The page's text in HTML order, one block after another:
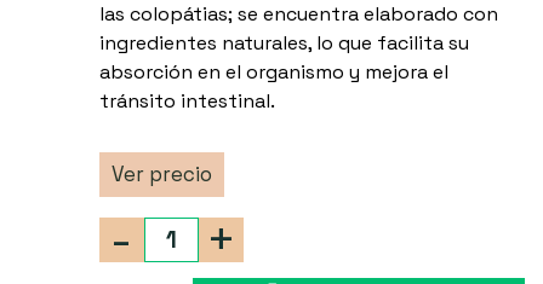
las colopátias; se encuentra elaborado con
ingredientes naturales, lo que facilita su
absorción en el organismo y mejora el
tránsito intestinal.
Ver precio
+
-